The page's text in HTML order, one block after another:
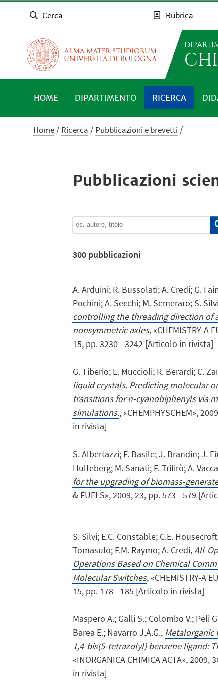
Cerca Rubrica
HOME DIPARTIMENTO RICERCA
Home Ricerca Pubblicazioni e brevetti
Pubblicazioni
300pubblicazioni
A. Arduini; R. Bussolati; A. Credi; G.
Pochini; A. Secchi; M. Semeraro; S.
controlling the threading direction of
nonsymmetric axles, «CHEMISTRY-A
15, pp. 3230 - 3242 [Articolo in rivista]
G. Tiberio; L. Muccioli; R. Berardi; C.
liquid crystals. Predicting molecular
transitions for n-cyanobiphenyls via
simulations., «CHEMPHYSCHEM»,
in rivista]
S. Albertazzi; F. Basile; J. Brandin; J.
Hulteberg; M. Sanati; F. Trifirò; A.
for the upgrading of biomass-
& FUELS», 2009, 23, pp. 573 - 579
S. Silvi; E.C. Constable; C.E.
Tomasulo; F.M. Raymo; A. Credi,All-
Operations Based on Chemical
Molecular Switches, «CHEMISTRY-A
15, pp. 178 - 185 [Articolo in rivista]
Maspero A.; Galli S.; Colombo V.; Peli
Barea E.; Navarro J.A.G., Metalorganic
1,4-bis(5-tetrazolyl) benzene ligand:
«INORGANICA CHIMICA ACTA»,
in rivista]